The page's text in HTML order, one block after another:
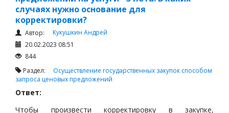
(предварительном годовом плане государственных
закупок), произошедшего при уточнении
(корректировке) соответствующих бюджета, проекта
бюджета, в соответствии
с законодательством Республики Казахстан;
случаях нужно основание для
корректировки?
Автор:
Кукушкин Андрей
20.02.2023 08:51
844
Раздел: Осуществление государственных закупок способом
запроса ценовых предложений
Ответ:
Чтобы произвести корректировку в закупке,